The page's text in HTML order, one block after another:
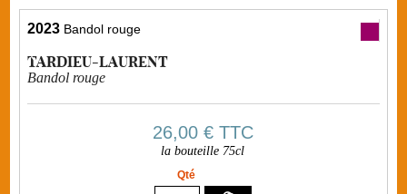
2023 Bandol rouge
TARDIEU-LAURENT
Bandol rouge
26,00 €TTC
la bouteille 75cl
Qté